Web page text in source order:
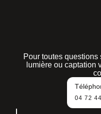
Pour toutes
lumière ou captation
04 72